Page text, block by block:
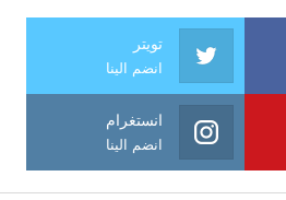
تويتر
انضم الينا
انستغرام
انضم الينا